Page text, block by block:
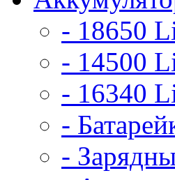
- 18650
- 14500
- 16340
-
-